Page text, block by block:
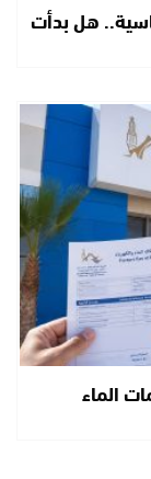
هل بدأت
الماء